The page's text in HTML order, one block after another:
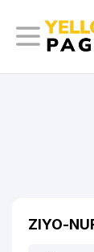
ZIYO-